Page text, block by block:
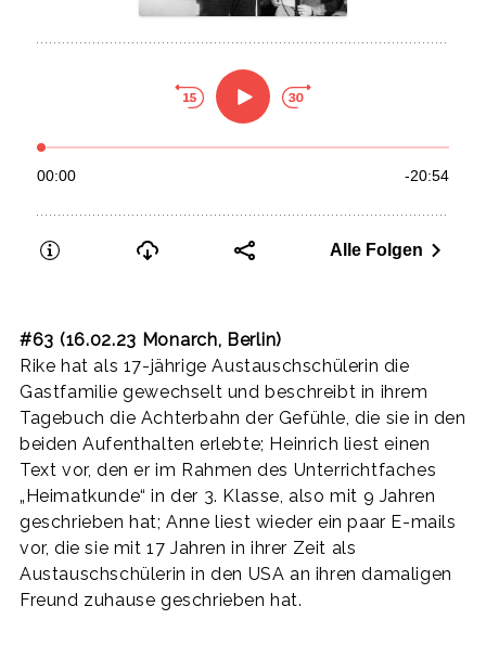
#63 (16.02.23 Monarch, Berlin)
Rike hat als 17-jährige Austauschschülerin die
Gastfamilie gewechselt und beschreibt in ihrem
Tagebuch die Achterbahn der Gefühle, die sie in den
beiden Aufenthalten erlebte; Heinrich liest einen
Text vor, den er im Rahmen des Unterrichtfaches
„Heimatkunde“ in der 3. Klasse, also mit 9 Jahren
geschrieben hat; Anne liest wieder ein paar E-mails
vor, die sie mit 17 Jahren in ihrer Zeit als
Austauschschülerin in den USA an ihren damaligen
Freund zuhause geschrieben hat.